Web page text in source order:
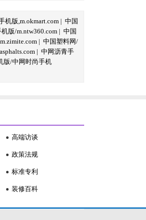
机版,m.okmart.com | 中国
版/m.ntw360.com | 中国
| 中国塑料网/
| 中网沥青手
版/中网时尚手机
高端访谈
政策法规
标准专利
装修百科